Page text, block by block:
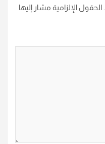
الحقول الإلزامية مشار إليها